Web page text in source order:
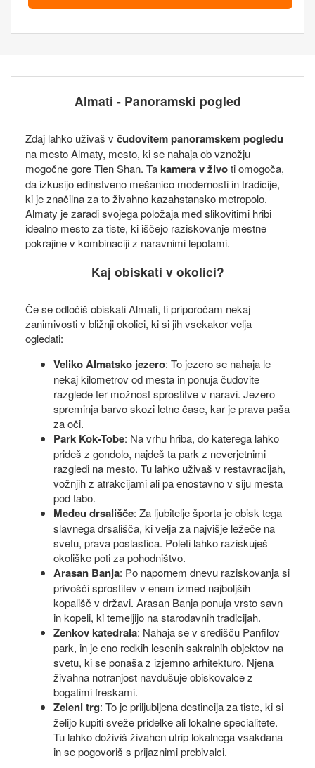
Almati - Panoramski pogled
Zdaj lahko uživaš v čudovitem panoramskem pogledu
na mesto Almaty, mesto, ki se nahaja ob vznožju
mogočne gore Tien Shan. Takamera v životi omogoča,
da izkusijo edinstveno mešanico modernosti in tradicije,
ki je značilna za to živahno kazahstansko metropolo.
Almaty je zaradi svojega položaja med slikovitimi hribi
idealno mesto za tiste, ki iščejo raziskovanje mestne
pokrajine v kombinaciji z naravnimi lepotami.
Kaj obiskati v okolici?
Če se odločiš obiskati Almati, ti priporočam nekaj
zanimivosti v bližnji okolici, ki si jih vsekakor velja
ogledati:
Veliko Almatsko jezero: To jezero se nahaja le
nekaj kilometrov od mesta in ponuja čudovite
razglede ter možnost sprostitve v naravi. Jezero
spreminja barvo skozi letne čase, kar je prava paša
za oči.
Park Kok-Tobe: Na vrhu hriba, do katerega lahko
prideš z gondolo, najdeš ta park z neverjetnimi
razgledi na mesto. Tu lahko uživaš v restavracijah,
vožnjih z atrakcijami ali pa enostavno v siju mesta
pod tabo.
Medeu drsališče: Za ljubitelje športa je obisk tega
slavnega drsališča, ki velja za najvišje ležeče na
svetu, prava poslastica. Poleti lahko raziskuješ
okoliške poti za pohodništvo.
Arasan Banja: Po napornem dnevu raziskovanja si
privošči sprostitev v enem izmed najboljših
kopališč v državi. Arasan Banja ponuja vrsto savn
in kopeli, ki temeljijo na starodavnih tradicijah.
Zenkov katedrala: Nahaja se v središču Panfilov
park, in je eno redkih lesenih sakralnih objektov na
svetu, ki se ponaša z izjemno arhitekturo. Njena
živahna notranjost navdušuje obiskovalce z
bogatimi freskami.
Zeleni trg: To je priljubljena destincija za tiste, ki si
želijo kupiti sveže pridelke ali lokalne specialitete.
Tu lahko doživiš živahen utrip lokalnega vsakdana
in se pogovoriš s prijaznimi prebivalci.